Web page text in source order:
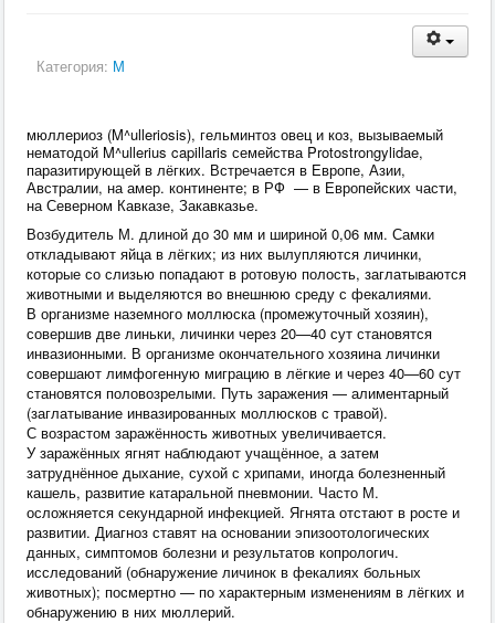
Категория: М
мюллериоз (M^ulleriosis), гельминтоз овец и коз, вызываемый
нематодой M^ullerius capillaris семейства Protostrongylidae,
паразитирующей в лёгких. Встречается в Европе, Азии,
Австралии, на амер. континенте; в РФ — в Европейских части,
на Северном Кавказе, Закавказье.
Возбудитель М. длиной до 30 мм и шириной 0,06 мм. Самки
откладывают яйца в лёгких; из них вылупляются личинки,
которые со слизью попадают в ротовую полость, заглатываются
животными и выделяются во внешнюю среду с фекалиями.
В организме наземного моллюска (промежуточный хозяин),
совершив две линьки, личинки через 20—40 сут становятся
инвазионными. В организме окончательного хозяина личинки
совершают лимфогенную миграцию в лёгкие и через 40—60 сут
становятся половозрелыми. Путь заражения — алиментарный
(заглатывание инвазированных моллюсков с травой).
С возрастом заражённость животных увеличивается.
У заражённых ягнят наблюдают учащённое, а затем
затруднённое дыхание, сухой с хрипами, иногда болезненный
кашель, развитие катаральной пневмонии. Часто М.
осложняется секундарной инфекцией. Ягнята отстают в росте и
развитии. Диагноз ставят на основании эпизоотологических
данных, симптомов болезни и результатов копрологич.
исследований (обнаружение личинок в фекалиях больных
животных); посмертно — по характерным изменениям в лёгких и
обнаружению в них мюллерий.